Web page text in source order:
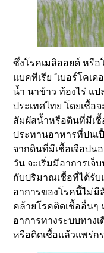
ซึ่งโรคเมลิออยด์ หรือ
แบคทีเรีย “เบอร์โคเ
น้ำ นาข้าว ท้องไร่ แ
ประเทศไทย โดยเชื้อ
สัมผัสน้ำหรือดินที่มีเชื้
ประทานอาหารที่ปนเ
จากดินที่มีเชื้อเจือปน
วัน จะเริ่มมีอาการเจ็
กับปริมาณเชื้อที่ได้รั
อาการของโรคนี้ไม่
คล้ายโรคติดเชื้ออื่นๆ
อาการทางระบบทาง
หรือติดเชื้อแล้วแพร่ก